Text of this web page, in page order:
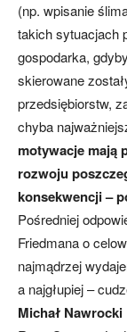
(np. wpisanie
takich sytuacjach
gospodarka,
skierowane
przedsiębiorstw,
chyba
motywacje mają
rozwoju
konsekwencji –
Pośredniej
Friedmana o
najmądrzej
a najgłupiej –
Michał Nawrocki